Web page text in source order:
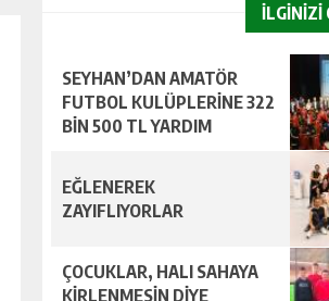
İLGİNİZİ
SEYHAN’DAN AMATÖR
FUTBOL KULÜPLERİNE 322
BİN 500 TL YARDIM
EĞLENEREK
ZAYIFLIYORLAR
ÇOCUKLAR, HALI SAHAYA
KİRLENMESİN DİYE